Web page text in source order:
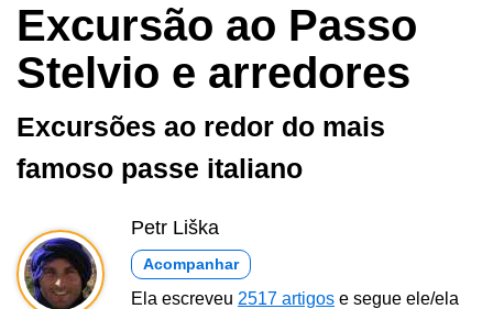
Excursão ao Passo
Stelvio e arredores
Excursões ao redor do mais
famoso passe italiano
Petr Liška
Acompanhar
Ela escreveu 2517 artigos e segue ele/ela